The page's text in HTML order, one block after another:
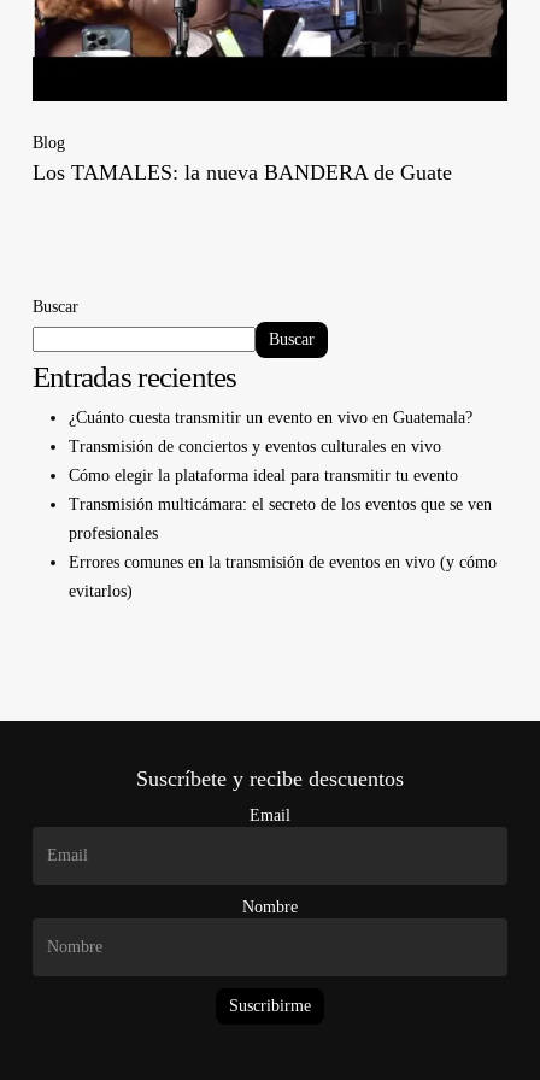
Blog
Los TAMALES: la nueva BANDERA de Guate
Buscar
Buscar
Entradas recientes
¿Cuánto cuesta transmitir un evento en vivo en Guatemala?
Transmisión de conciertos y eventos culturales en vivo
Cómo elegir la plataforma ideal para transmitir tu evento
Transmisión multicámara: el secreto de los eventos que se ven
profesionales
Errores comunes en la transmisión de eventos en vivo (y cómo
evitarlos)
Suscríbete y recibe descuentos
Email
Nombre
Suscribirme